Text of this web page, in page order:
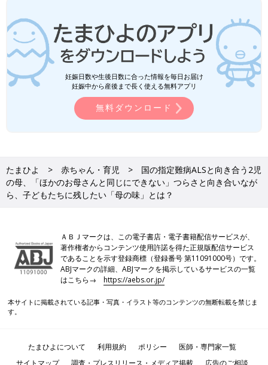
間、タカラはスペインにサッカー留学に行きました。そこでタカ
ラの休みに合わせて2024年の4月に3週間、私たちはスペインを
訪れました。私の体調は比較的よく、スペインの食をたくさん味
わうこともできました。パエリアは魚介のおいしさを感じ、地中
海の魚介は魚臭くなく、日本海の魚介と似ているのを再確認でき
――その後、台湾にも旅行に行かれたとか。
た。
スケジュールを詰め込みすぎず、休息をとりながらゆっくりと過
ごしました。台湾の、やさしく滋味深い味にはとても感動しまし
ーナツアイスにパクチーが入っていたのも衝撃的なおいしさでし
た。
――病気がわかり子どもたちにレシピを残そうと思ってから、
えてください。
100以上あります。頭の中にはもっともっとあるのですが、今は
妊娠日数や生後日数に合った情報を毎日お届け
妊娠中から産後まで長く使える無料アプリ
無料ダウンロード
たまひよ 赤ちゃん・育児
国の指定難病ALSと向き合う2児
の母、「ほかのお母さんと同じにできない」つらさと向き合いなが
ら、子どもたちに残したい「母の味」とは？
ＡＢＪマークは、この電子書店・電子書籍配信サービスが、
著作権者からコンテンツ使用許諾を得た正規版配信サービス
であることを示す登録商標（登録番号 第11091000号）です。
ABJマークの詳細、ABJマークを掲示しているサービスの一覧
はこちら→https://aebs.or.jp/
本サイトに掲載されている記事・写真・イラスト等のコンテンツの無断転載を禁じま
す。
たまひよについて 利用規約 ポリシー
医師・専門家一覧